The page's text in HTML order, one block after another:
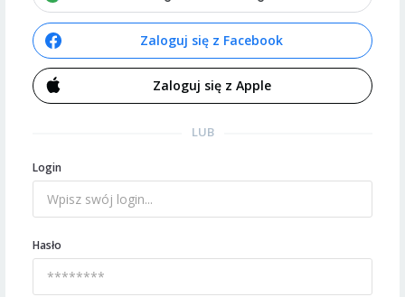
Zaloguj się z Facebook
Zaloguj się z Apple
LUB
Login
Hasło